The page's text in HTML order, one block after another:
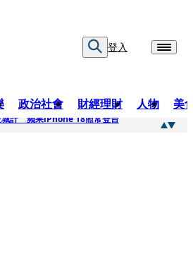
登入
政治社會 財經理財 人物 美
城計 蘋果iPhone 18照常登台